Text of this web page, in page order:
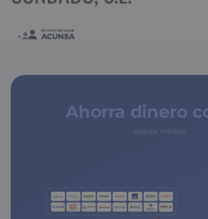
Ahorra dinero